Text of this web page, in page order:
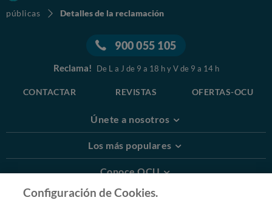
públicas
Detalles de la reclamación
900 055 105
Reclama! De L a J de 9 a 18 h y V de 9 a 14 h
CONTACTAR REVISTAS OFERTAS-OCU
Únete a nosotros
Los más populares
Conoce OCU
Más Información
Configuración de Cookies.